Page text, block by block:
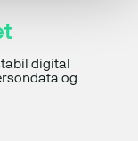
digital
og